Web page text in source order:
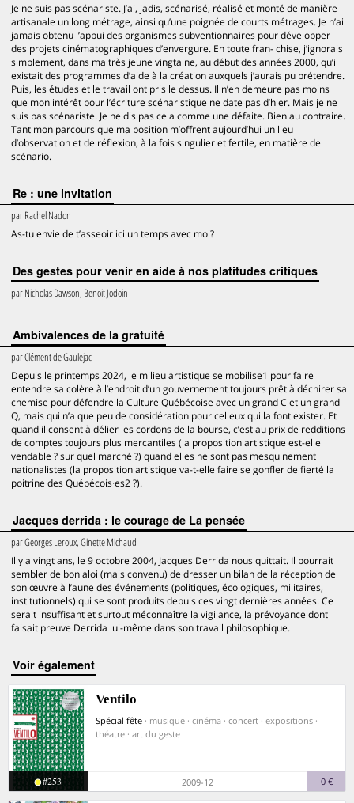
Je ne suis pas scénariste. J’ai, jadis, scénarisé, réalisé et monté de manière
artisanale un long métrage, ainsi qu’une poignée de courts métrages. Je n’ai
jamais obtenu l’appui des organismes subventionnaires pour développer
des projets cinématographiques d’envergure. En toute fran- chise, j’ignorais
simplement, dans ma très jeune vingtaine, au début des années 2000, qu’il
existait des programmes d’aide à la création auxquels j’aurais pu prétendre.
Puis, les études et le travail ont pris le dessus. Il n’en demeure pas moins
que mon intérêt pour l’écriture scénaristique ne date pas d’hier. Mais je ne
suis pas scénariste. Je ne dis pas cela comme une défaite. Bien au contraire.
Tant mon parcours que ma position m’offrent aujourd’hui un lieu
d’observation et de réflexion, à la fois singulier et fertile, en matière de
scénario.
Re : une invitation
parRachel Nadon
As-tu envie de t’asseoir ici un temps avec moi?
Des gestes pour venir en aide à nos platitudes critiques
parNicholas Dawson, Benoit Jodoin
Ambivalences de la gratuité
parClément de Gaulejac
Depuis le printemps 2024, le milieu artistique se mobilise1 pour faire
entendre sa colère à l’endroit d’un gouvernement toujours prêt à déchirer sa
chemise pour défendre la Culture Québécoise avec un grand C et un grand
Q, mais qui n’a que peu de considération pour celleux qui la font exister. Et
quand il consent à délier les cordons de la bourse, c’est au prix de redditions
de comptes toujours plus mercantiles (la proposition artistique est-elle
vendable ? sur quel marché ?) quand elles ne sont pas mesquinement
nationalistes (la proposition artistique va-t-elle faire se gonfler de fierté la
poitrine des Québécois·es2 ?).
Jacques derrida : le courage de La pensée
parGeorges Leroux, Ginette Michaud
Il y a vingt ans, le 9 octobre 2004, Jacques Derrida nous quittait. Il pourrait
sembler de bon aloi (mais convenu) de dresser un bilan de la réception de
son œuvre à l’aune des événements (politiques, écologiques, militaires,
institutionnels) qui se sont produits depuis ces vingt dernières années. Ce
serait insuffisant et surtout méconnaître la vigilance, la prévoyance dont
faisait preuve Derrida lui-même dans son travail philosophique.
voir également
Ventilo
Spécial fête · musique · cinéma · concert · expositions ·
théatre · art du geste
#253 2009-12 0 €